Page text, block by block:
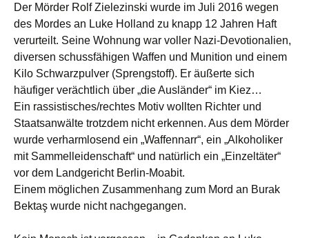
Der Mörder Rolf Zielezinski wurde im Juli 2016 wegen
des Mordes an Luke Holland zu knapp 12 Jahren Haft
verurteilt. Seine Wohnung war voller Nazi-Devotionalien,
diversen schussfähigen Waffen und Munition und einem
Kilo Schwarzpulver (Sprengstoff). Er äußerte sich
häufiger verächtlich über „die Ausländer“ im Kiez…
Ein rassistisches/rechtes Motiv wollten Richter und
Staatsanwälte trotzdem nicht erkennen. Aus dem Mörder
wurde verharmlosend ein „Waffennarr“, ein „Alkoholiker
mit Sammelleidenschaft“ und natürlich ein „Einzeltäter“
vor dem Landgericht Berlin-Moabit.
Einem möglichen Zusammenhang zum Mord an Burak
Bektaş wurde nicht nachgegangen.